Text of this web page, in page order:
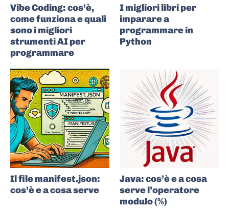
Vibe Coding: cos’è,
come funziona e quali
sono i migliori
strumenti AI per
programmare
I migliori libri per
imparare a
programmare in
Python
Il file manifest.json:
cos’è e a cosa serve
Java: cos’è e a cosa
serve l’operatore
modulo (%)